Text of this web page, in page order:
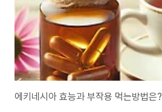
에키네시아 효능과 부작용 먹는방법은?